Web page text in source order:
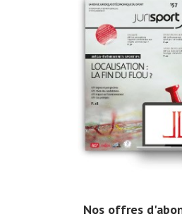
Nos offres